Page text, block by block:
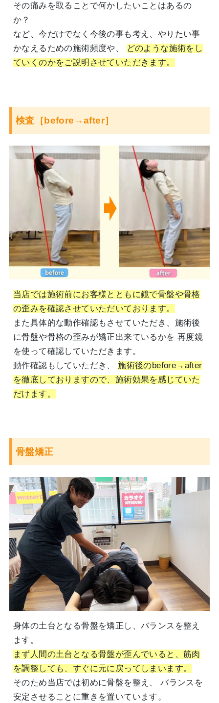
その痛みを取ることで何かしたいことはあるの
か？
など、今だけでなく今後の事も考え、やりたい事
かなえるための施術頻度や、
どのような施術をし
ていくのかをご説明させていただきます。
検査［before→after］
当店では施術前にお客様とともに鏡で骨盤や骨格
の歪みを確認させていただいております。
また具体的な動作確認もさせていただき、施術後
に骨盤や骨格の歪みが矯正出来ているかを 再度鏡
を使って確認していただきます。
動作確認もしていただき、施術後のbefore→after
を徹底しておりますので、施術効果を感じていた
だけます。
骨盤矯正
身体の土台となる骨盤を矯正し、バランスを整え
ます。
まず人間の土台となる骨盤が歪んでいると、筋肉
を調整しても、すぐに元に戻ってしまいます。
そのため当店では初めに骨盤を整え、 バランスを
安定させることに重きを置いています。